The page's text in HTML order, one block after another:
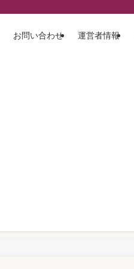
お問い合わせ 運営者情報